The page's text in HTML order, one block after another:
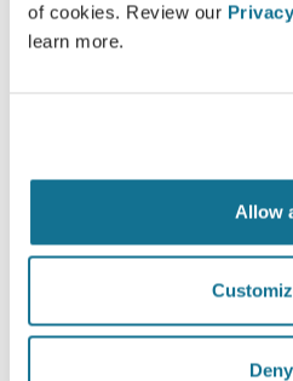
of cookies. Review our
learn more.
Allow
Deny
一体どんな姿一番似
すか
アカウントから『新しいあな
友人、その他意見を聞いてみ